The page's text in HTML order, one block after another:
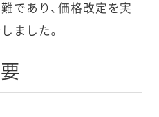
であり、価格改定を実
ました。